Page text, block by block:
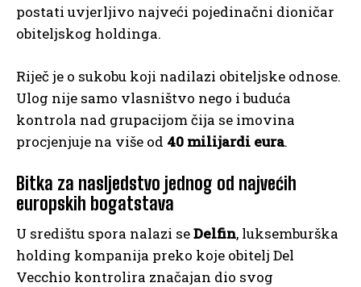
postati uvjerljivo najveći pojedinačni dioničar
obiteljskog holdinga.
Riječ je o sukobu koji nadilazi obiteljske odnose.
Ulog nije samo vlasništvo nego i buduća
kontrola nad grupacijom čija se imovina
procjenjuje na više od 40 milijardi eura.
Bitka za nasljedstvo jednog od najvećih
europskih bogatstava
U središtu spora nalazi seDelfin, luksemburška
holding kompanija preko koje obitelj Del
Vecchio kontrolira značajan dio svog